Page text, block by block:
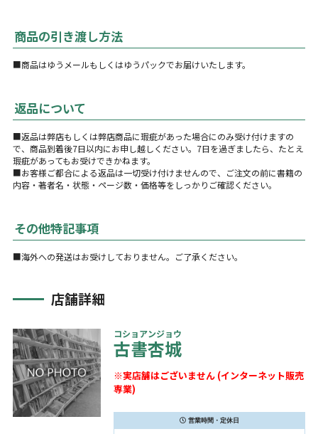
商品の引き渡し方法
■商品はゆうメールもしくはゆうパックでお届けいたします。
返品について
■返品は弊店もしくは弊店商品に瑕疵があった場合にのみ受け付けますの
で、商品到着後7日以内にお申し越しください。7日を過ぎましたら、たとえ
瑕疵があってもお受けできかねます。
■お客様ご都合による返品は一切受け付けませんので、ご注文の前に書籍の
内容・著者名・状態・ページ数・価格等をしっかりご確認ください。
その他特記事項
■海外への発送はお受けしておりません。ご了承ください。
店舗詳細
コショアンジョウ
古書杏城
※実店舗はございません (インターネット販売
専業)
営業時間・定休日